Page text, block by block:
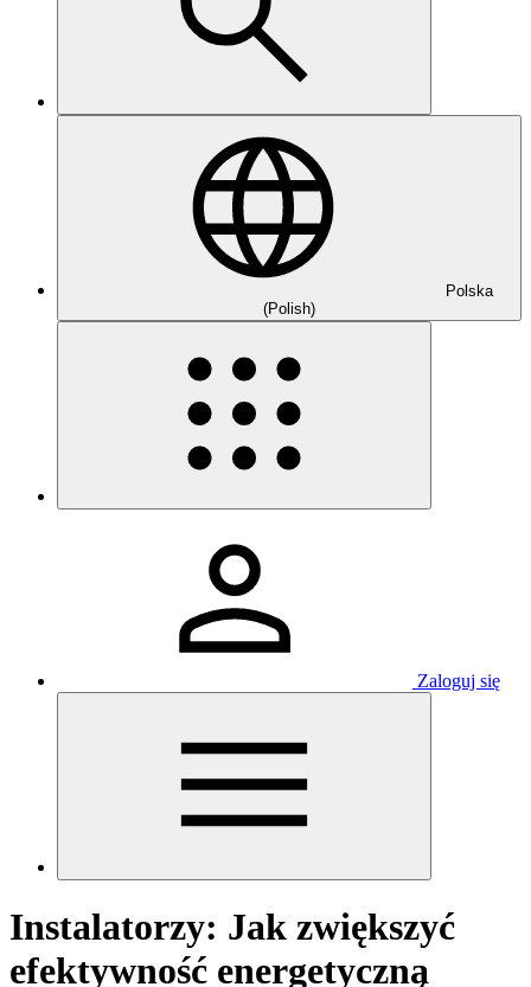
Polska
(Polish)
Zaloguj się
Instalatorzy: Jak zwiększyć
efektywność energetyczną